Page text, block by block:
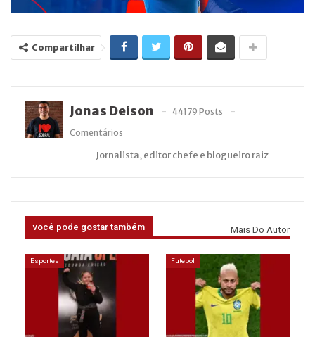
Compartilhar
Jonas Deison
44179 Posts
Comentários
Jornalista, editor chefe e blogueiro raiz
você pode gostar também Mais Do Autor
Esportes Futebol